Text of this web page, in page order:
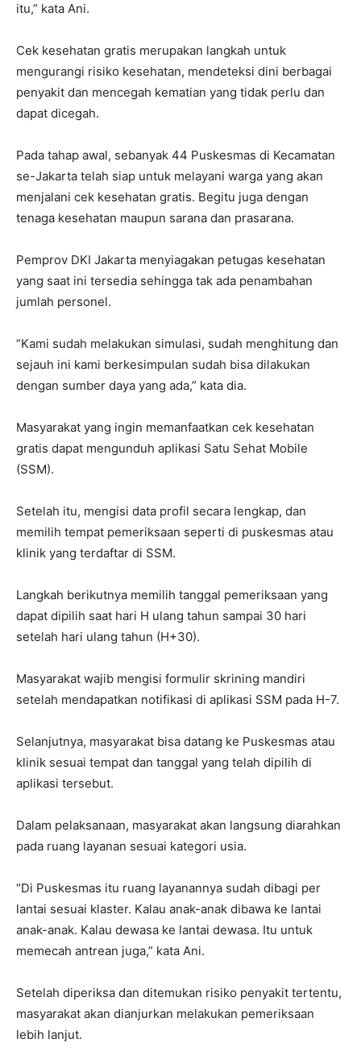
itu,” kata Ani.
Cek kesehatan gratis merupakan langkah untuk
mengurangi risiko kesehatan, mendeteksi dini berbagai
penyakit dan mencegah kematian yang tidak perlu dan
dapat dicegah.
Pada tahap awal, sebanyak 44 Puskesmas di Kecamatan
se-Jakarta telah siap untuk melayani warga yang akan
menjalani cek kesehatan gratis. Begitu juga dengan
tenaga kesehatan maupun sarana dan prasarana.
Pemprov DKI Jakarta menyiagakan petugas kesehatan
yang saat ini tersedia sehingga tak ada penambahan
jumlah personel.
“Kami sudah melakukan simulasi, sudah menghitung dan
sejauh ini kami berkesimpulan sudah bisa dilakukan
dengan sumber daya yang ada,” kata dia.
Masyarakat yang ingin memanfaatkan cek kesehatan
gratis dapat mengunduh aplikasi Satu Sehat Mobile
(SSM).
Setelah itu, mengisi data profil secara lengkap, dan
memilih tempat pemeriksaan seperti di puskesmas atau
klinik yang terdaftar di SSM.
Langkah berikutnya memilih tanggal pemeriksaan yang
dapat dipilih saat hari H ulang tahun sampai 30 hari
setelah hari ulang tahun (H+30).
Masyarakat wajib mengisi formulir skrining mandiri
setelah mendapatkan notifikasi di aplikasi SSM pada H-7.
Selanjutnya, masyarakat bisa datang ke Puskesmas atau
klinik sesuai tempat dan tanggal yang telah dipilih di
aplikasi tersebut.
Dalam pelaksanaan, masyarakat akan langsung diarahkan
pada ruang layanan sesuai kategori usia.
“Di Puskesmas itu ruang layanannya sudah dibagi per
lantai sesuai klaster. Kalau anak-anak dibawa ke lantai
anak-anak. Kalau dewasa ke lantai dewasa. Itu untuk
memecah antrean juga,” kata Ani.
Setelah diperiksa dan ditemukan risiko penyakit tertentu,
masyarakat akan dianjurkan melakukan pemeriksaan
lebih lanjut.